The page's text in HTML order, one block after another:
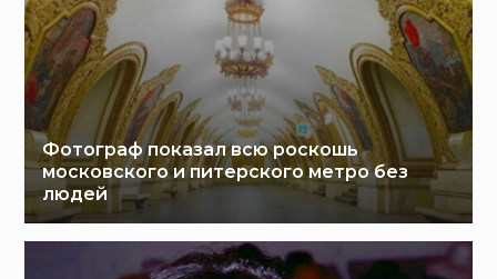
Фотограф показал всю роскошь
московского и питерского метро без
людей